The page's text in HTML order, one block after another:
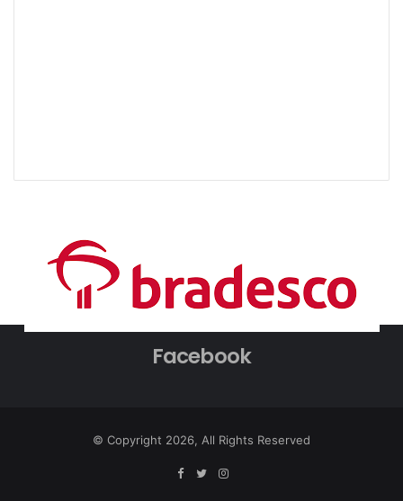
Facebook
© Copyright 2026, All Rights Reserved